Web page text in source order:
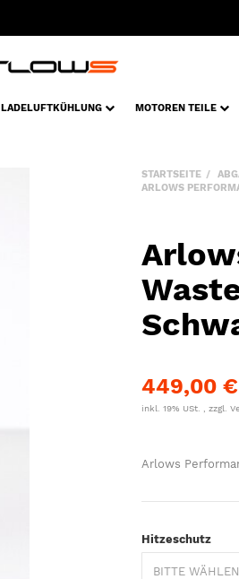
LADELUFTKÜHLUNG MOTOREN TEILE
STARTSEITE
ARLOWS
449,00 €
inkl. 19% USt. , zzgl.
Arlows
Hitzeschutz
BITTE WÄHLEN